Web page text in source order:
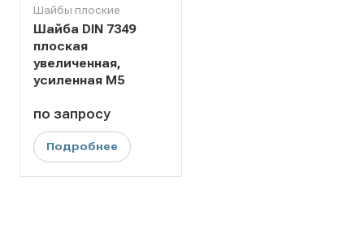
Шайбы плоские
Шайба DIN 7349
плоская
увеличенная,
усиленная M5
по запросу
Подробнее